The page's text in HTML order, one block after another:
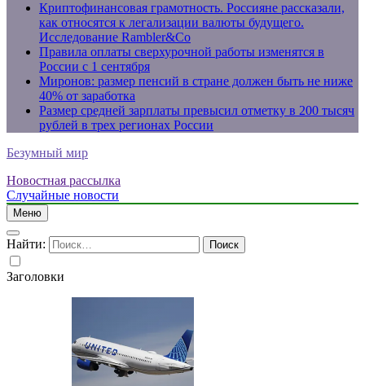
Криптофинансовая грамотность. Россияне рассказали,
как относятся к легализации валюты будущего.
Исследование Rambler&Co
Правила оплаты сверхурочной работы изменятся в
России с 1 сентября
Миронов: размер пенсий в стране должен быть не ниже
40% от заработка
Размер средней зарплаты превысил отметку в 200 тысяч
рублей в трех регионах России
Безумный мир
Новостная рассылка
Случайные новости
Меню
Найти:
Заголовки